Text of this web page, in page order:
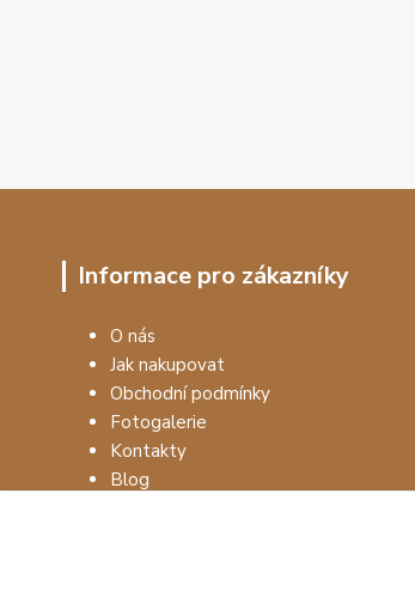
Informace pro zákazníky
O nás
Jak nakupovat
Obchodní podmínky
Fotogalerie
Kontakty
Blog